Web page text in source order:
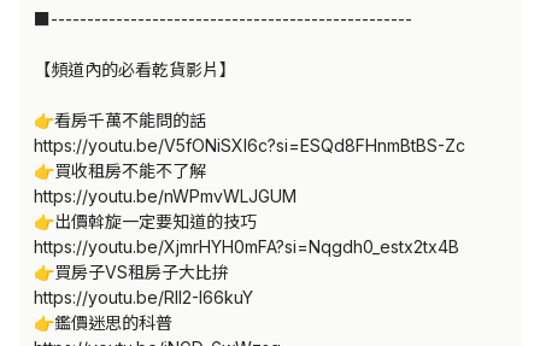
■--------------------------------------------------
【頻道內的必看乾貨影片】
👉看房千萬不能問的話
https://youtu.be/V5fONiSXl6c?si=ESQd8FHnmBtBS-Zc
👉買收租房不能不了解
https://youtu.be/nWPmvWLJGUM
👉出價斡旋一定要知道的技巧
https://youtu.be/XjmrHYH0mFA?si=Nqgdh0_estx2tx4B
👉買房子VS租房子大比拚
https://youtu.be/RlI2-I66kuY
👉鑑價迷思的科普